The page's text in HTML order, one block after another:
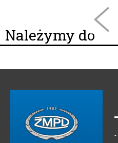
Należymy do
-